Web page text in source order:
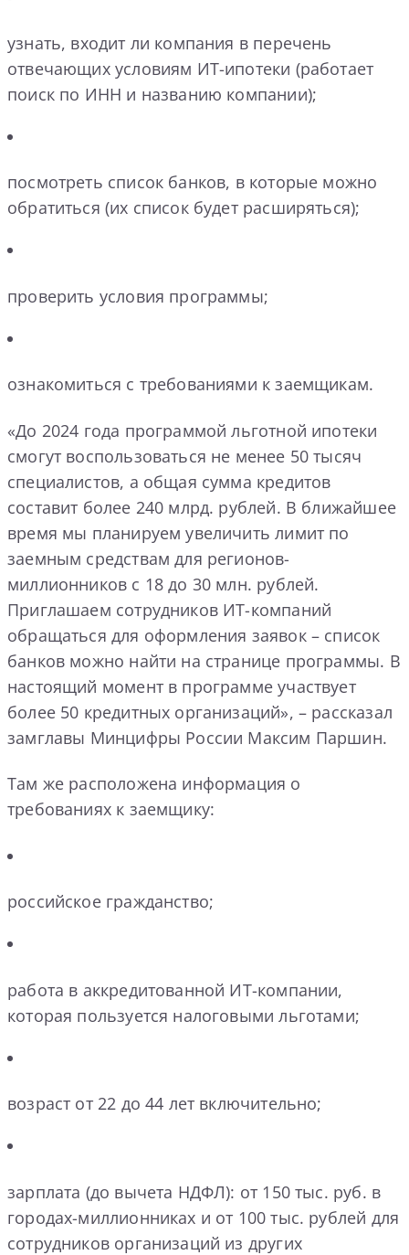
узнать, входит ли компания в перечень
отвечающих условиям ИТ-ипотеки (работает
поиск по ИНН и названию компании);
посмотреть список банков, в которые можно
обратиться (их список будет расширяться);
проверить условия программы;
ознакомиться с требованиями к заемщикам.
«До 2024 года программой льготной ипотеки
смогут воспользоваться не менее 50 тысяч
специалистов, а общая сумма кредитов
составит более 240 млрд. рублей. В ближайшее
время мы планируем увеличить лимит по
заемным средствам для регионов-
миллионников с 18 до 30 млн. рублей.
Приглашаем сотрудников ИТ-компаний
обращаться для оформления заявок – список
банков можно найти на странице программы. В
настоящий момент в программе участвует
более 50 кредитных организаций», – рассказал
замглавы Минцифры России Максим Паршин.
Там же расположена информация о
требованиях к заемщику:
российское гражданство;
работа в аккредитованной ИТ-компании,
которая пользуется налоговыми льготами;
возраст от 22 до 44 лет включительно;
зарплата (до вычета НДФЛ): от 150 тыс. руб. в
городах-миллионниках и от 100 тыс. рублей для
сотрудников организаций из других